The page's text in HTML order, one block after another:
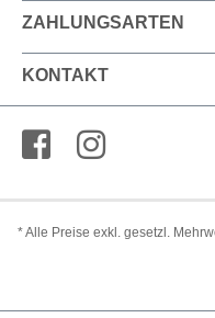
ZAHLUNGSARTEN
KONTAKT
* Alle Preise exkl. gesetzl.